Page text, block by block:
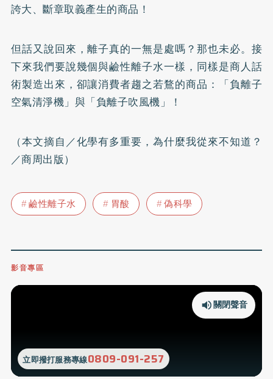
誇大、斷章取義產生的商品！
但話又說回來，離子真的一無是處嗎？那也未必。接
下來我們要說幾個與鹼性離子水一樣，同樣是商人話
術製造出來，卻讓消費者趨之若鶩的商品：「負離子
空氣清淨機」與「負離子吹風機」！
（本文摘自／化學有多重要，為什麼我從來不知道？
／商周出版）
鹼性離子水 胃酸 偽科學
影音專區
立即撥打服務專線0809-091-257
關閉聲音